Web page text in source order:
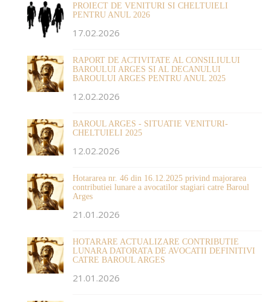
PROIECT DE VENITURI SI CHELTUIELI
PENTRU ANUL 2026
17.02.2026
RAPORT DE ACTIVITATE AL CONSILIULUI
BAROULUI ARGES SI AL DECANULUI
BAROULUI ARGES PENTRU ANUL 2025
12.02.2026
BAROUL ARGES - SITUATIE VENITURI-
CHELTUIELI 2025
12.02.2026
Hotararea nr. 46 din 16.12.2025 privind majorarea
contributiei lunare a avocatilor stagiari catre Baroul
Arges
21.01.2026
HOTARARE ACTUALIZARE CONTRIBUTIE
LUNARA DATORATA DE AVOCATII DEFINITIVI
CATRE BAROUL ARGES
21.01.2026